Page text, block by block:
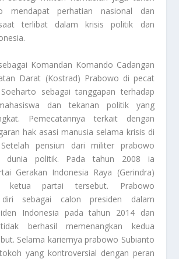
mendapat perhatian nasional dan
terlibat dalam krisis politik dan
Komandan Komando Cadangan
Darat (Kostrad) Prabowo di pecat
sebagai tanggapan terhadap
dan tekanan politik yang
Pemecatannya terkait dengan
hak asasi manusia selama krisis di
pensiun dari militer prabowo
dunia politik. Pada tahun 2008 ia
Gerakan Indonesia Raya (Gerindra)
ketua partai tersebut. Prabowo
diri sebagai calon presiden dalam
Indonesia pada tahun 2014 dan
berhasil memenangkan kedua
Selama kariernya prabowo Subianto
yang kontroversial dengan peran